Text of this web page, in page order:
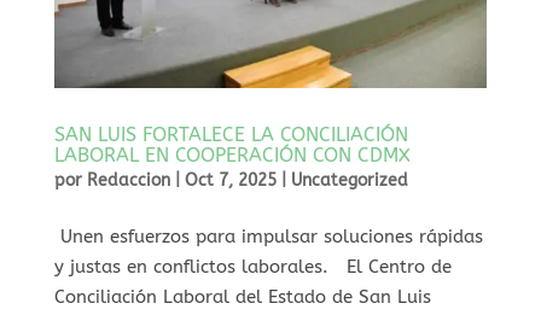
SAN LUIS FORTALECE LA CONCILIACIÓN
LABORAL EN COOPERACIÓN CON CDMX
por Redaccion| Oct 7, 2025| Uncategorized
⁠ ⁠Unen esfuerzos para impulsar soluciones rápidas
y justas en conflictos laborales. El Centro de
Conciliación Laboral del Estado de San Luis